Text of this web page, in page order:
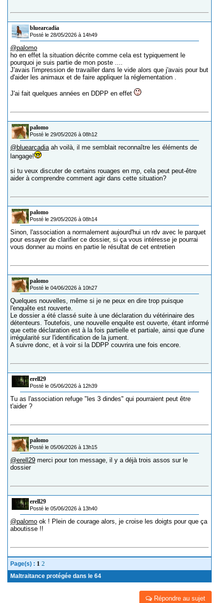
bluearcadia
Posté le 28/05/2026 à 14h49
@palomo
ho en effet la situation décrite comme cela est typiquement le
pourquoi je suis partie de mon poste ....
J'avais l'impression de travailler dans le vide alors que j'avais pour but
d'aider les animaux et de faire appliquer la réglementation .
J'ai fait quelques années en DDPP en effet
palomo
Posté le 29/05/2026 à 08h12
@bluearcadia ah voilà, il me semblait reconnaître les éléments de
langage!
si tu veux discuter de certains rouages en mp, cela peut peut-être
aider à comprendre comment agir dans cette situation?
palomo
Posté le 29/05/2026 à 08h14
Sinon, l'association a normalement aujourd'hui un rdv avec le parquet
pour essayer de clarifier ce dossier, si ça vous intéresse je pourrai
vous donner au moins en partie le résultat de cet entretien
palomo
Posté le 04/06/2026 à 10h27
Quelques nouvelles, même si je ne peux en dire trop puisque
l'enquête est rouverte.
Le dossier a été classé suite à une déclaration du vétérinaire des
détenteurs. Toutefois, une nouvelle enquête est ouverte, étant informé
que cette déclaration est à la fois partielle et partiale, ainsi que d'une
irrégularité sur l'identification de la jument.
A suivre donc, et à voir si la DDPP couvrira une fois encore.
erell29
Posté le 05/06/2026 à 12h39
Tu as l'association refuge "les 3 dindes" qui pourraient peut être
t'aider ?
palomo
Posté le 05/06/2026 à 13h15
@erell29 merci pour ton message, il y a déjà trois assos sur le
dossier
erell29
Posté le 05/06/2026 à 13h40
@palomo ok ! Plein de courage alors, je croise les doigts pour que ça
aboutisse !!
Page(s) : 1 2
Maltraitance protégée dans le 64
Répondre au sujet